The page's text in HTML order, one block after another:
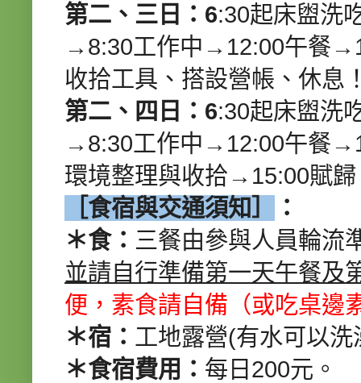
第二、三日：6:30起床盥洗
→8:30工作中→12:00午餐
收拾工具、搭設營帳、休
第二、四日：6:30起床盥洗
→8:30工作中→12:00午餐
環境整理與收拾→15:00賦歸
［食宿與交通須知］
：
＊食： 三餐由參與人員輪流
並請自行準備第一天午餐及
便，素食請自備（或吃桌邊
＊宿： 工地露營(有水可以洗
＊食宿費用： 每日200元。